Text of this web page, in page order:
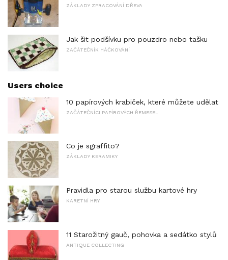
ZÁKLADY ZPRACOVÁNÍ DŘEVA
Jak šit podšívku pro pouzdro nebo tašku
ZAČÁTEČNÍK HÁČKOVÁNÍ
Users choice
10 papírových krabiček, které můžete udělat
ZAČÁTEČNÍCI PAPÍROVÝCH ŘEMESEL
Co je sgraffito?
ZÁKLADY KERAMIKY
Pravidla pro starou službu kartové hry
KARETNÍ HRY
11 Starožitný gauč, pohovka a sedátko stylů
ANTIQUE COLLECTING